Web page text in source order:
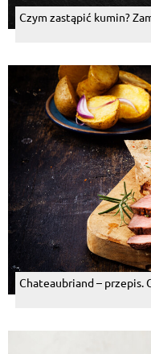
Czym zastąpić kumin?
Chateaubriand – przepis.